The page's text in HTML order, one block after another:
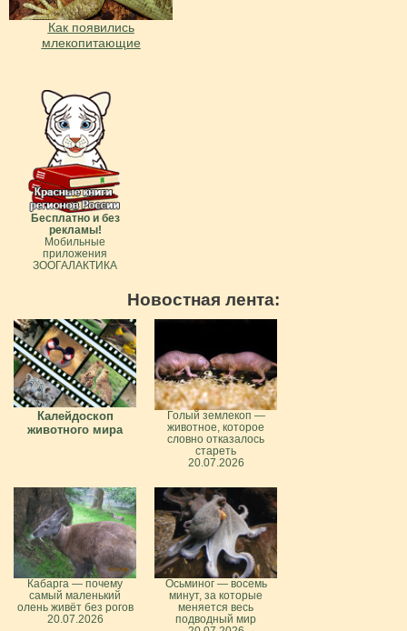
Как появились
млекопитающие
Бесплатно и без
рекламы!
Мобильные
приложения
ЗООГАЛАКТИКА
Новостная лента:
Калейдоскоп
животного мира
Голый землекоп —
животное, которое
словно отказалось
стареть
20.07.2026
Кабарга — почему
самый маленький
олень живёт без рогов
20.07.2026
Осьминог — восемь
минут, за которые
меняется весь
подводный мир